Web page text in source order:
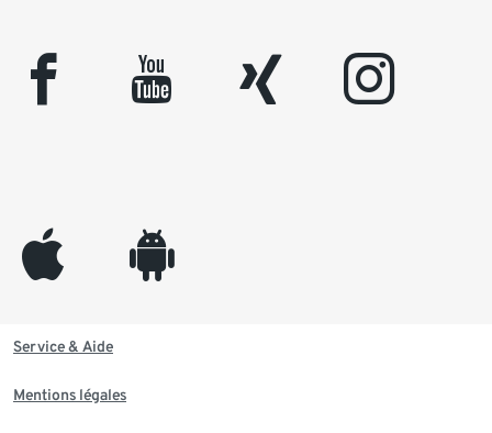
facebook youtube xing instagram
appleinc android
Service & Aide
Mentions légales